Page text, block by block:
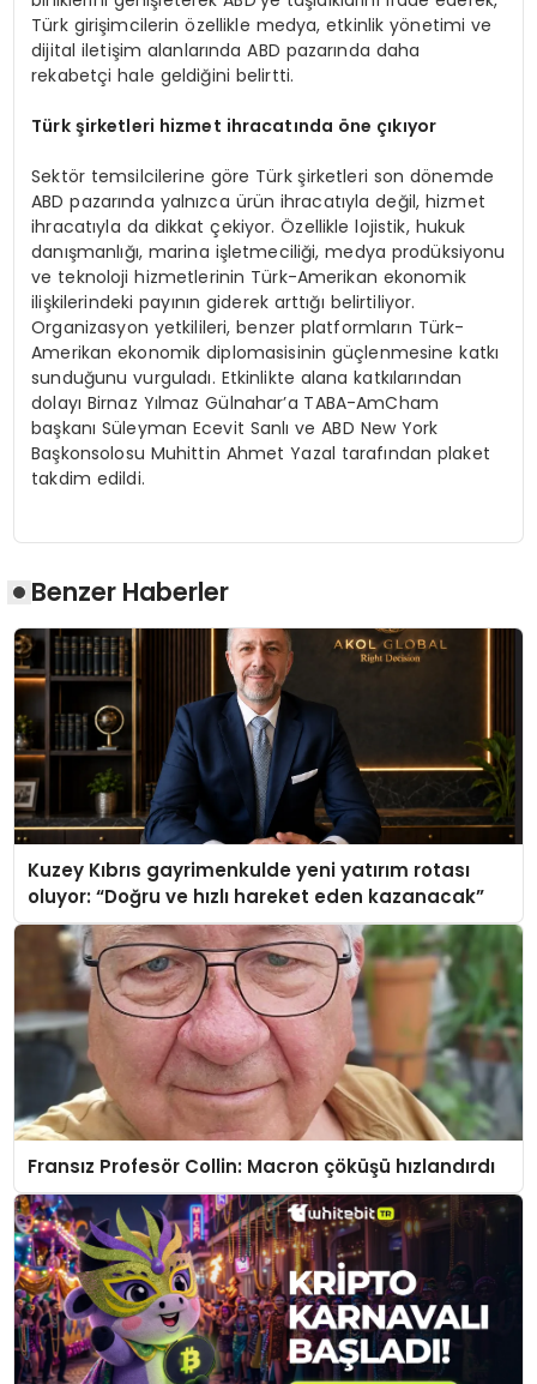
Türk girişimcilerin özellikle medya, etkinlik yönetimi ve
dijital iletişim alanlarında ABD pazarında daha
rekabetçi hale geldiğini belirtti.
Türk şirketleri hizmet ihracatında öne çıkıyor
Sektör temsilcilerine göre Türk şirketleri son dönemde
ABD pazarında yalnızca ürün ihracatıyla değil, hizmet
ihracatıyla da dikkat çekiyor. Özellikle lojistik, hukuk
danışmanlığı, marina işletmeciliği, medya prodüksiyonu
ve teknoloji hizmetlerinin Türk-Amerikan ekonomik
ilişkilerindeki payının giderek arttığı belirtiliyor.
Organizasyon yetkilileri, benzer platformların Türk-
Amerikan ekonomik diplomasisinin güçlenmesine katkı
sunduğunu vurguladı. Etkinlikte alana katkılarından
dolayı Birnaz Yılmaz Gülnahar’a TABA-AmCham
başkanı Süleyman Ecevit Sanlı ve ABD New York
Başkonsolosu Muhittin Ahmet Yazal tarafından plaket
takdim edildi.
Benzer Haberler
Kuzey Kıbrıs gayrimenkulde yeni yatırım rotası
oluyor: “Doğru ve hızlı hareket eden kazanacak”
Fransız Profesör Collin: Macron çöküşü hızlandırdı